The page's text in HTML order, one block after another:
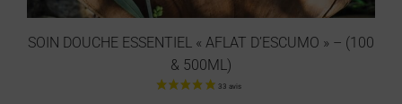
SOIN DOUCHE ESSENTIEL « AFLAT D’ESCUMO » – (100
& 500ML)